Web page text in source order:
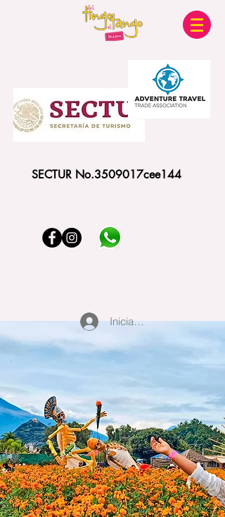
SECTUR No.3509017cee144
Iniciar sesión